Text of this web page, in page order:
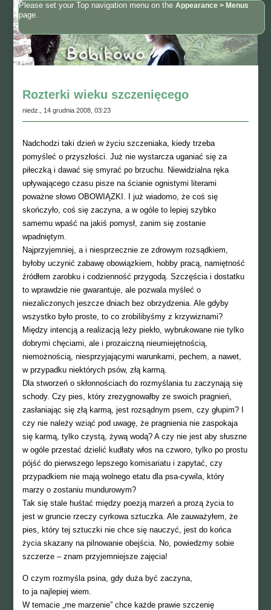
Please set your Top navigation menu on the Appearance > Menus
page.
Rozterki wieku szczenięcego
niedz., 14 grudnia 2008, 03:23
Nadchodzi taki dzień w życiu szczeniaka, kiedy trzeba
pomyśleć o przyszłości. Już nie wystarcza uganiać się za
piłeczką i dawać się smyrać po brzuchu. Niewidzialna ręka
upływającego czasu pisze na ścianie ognistymi literami
poważne słowo OBOWIĄZKI. I już wiadomo, że coś się
skończyło, coś się zaczyna, a w ogóle to lepiej szybko
samemu wpaść na jakiś pomysł, zanim się zostanie
wpadniętym.
Najprzyjemniej, a i niesprzecznie ze zdrowym rozsądkiem,
byłoby uczynić zabawę obowiązkiem, hobby pracą, namiętność
źródłem zarobku i codzienność przygodą. Szczęścia i dostatku
to wprawdzie nie gwarantuje, ale pozwala myśleć o
niezaliczonych jeszcze dniach bez obrzydzenia. Ale gdyby
wszystko było proste, to co zrobilibyśmy z krzywiznami?
Między intencją a realizacją leży piekło, wybrukowane nie tylko
dobrymi chęciami, ale i prozaiczną nieumiejętnością,
niemożnością, niesprzyjającymi warunkami, pechem, a nawet,
w przypadku niektórych psów, złą karmą.
Dla stworzeń o skłonnościach do rozmyślania tu zaczynają się
schody. Czy pies, który zrezygnowałby ze swoich pragnień,
zasłaniając się złą karmą, jest rozsądnym psem, czy głupim? I
czy nie należy wziąć pod uwagę, że pragnienia nie zaspokaja
się karmą, tylko czystą, żywą wodą? A czy nie jest aby słuszne
w ogóle przestać dzielić kudłaty włos na czworo, tylko po prostu
pójść do pierwszego lepszego komisariatu i zapytać, czy
przypadkiem nie mają wolnego etatu dla psa-cywila, który
marzy o zostaniu mundurowym?
Tak się stale huśtać między poezją marzeń a prozą życia to
jest w gruncie rzeczy cyrkowa sztuczka. Ale zauważyłem, że
pies, który tej sztuczki nie chce się nauczyć, jest do końca
życia skazany na pilnowanie obejścia. No, powiedzmy sobie
szczerze – znam przyjemniejsze zajęcia!
O czym rozmyśla psina, gdy duża być zaczyna,
to ja najlepiej wiem.
W temacie „me marzenie” chce każde prawie szczenię